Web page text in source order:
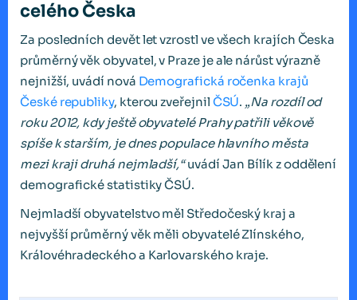
celého Česka
Za posledních devět let vzrostl ve všech krajích Česka
průměrný věk obyvatel, v Praze je ale nárůst výrazně
nejnižší, uvádí nová Demografická ročenka krajů
České republiky, kterou zveřejnil ČSÚ. „Na rozdíl od
roku 2012, kdy ještě obyvatelé Prahy patřili věkově
spíše k starším, je dnes populace hlavního města
mezi kraji druhá nejmladší,“uvádí Jan Bílík z oddělení
demografické statistiky ČSÚ.
Nejmladší obyvatelstvo měl Středočeský kraj a
nejvyšší průměrný věk měli obyvatelé Zlínského,
Královéhradeckého a Karlovarského kraje.